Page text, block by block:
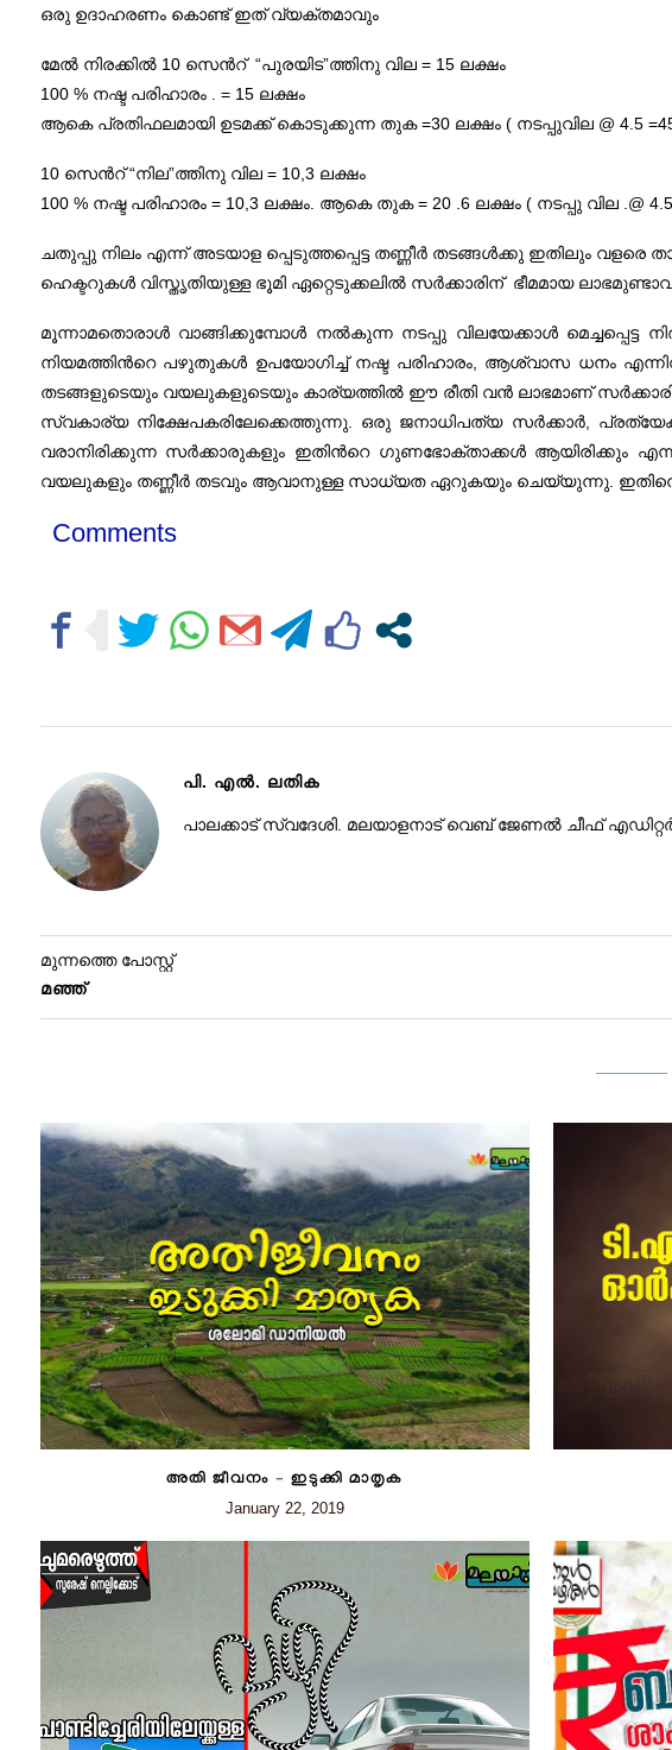
ഒരു ഉദാഹരണം കൊണ്ട് ഇത് വ്യക്തമാവും
മേൽ നിരക്കിൽ 10 സെന്‍റ് “പുരയിട”ത്തിനു വില = 15 ലക്ഷം
100 % നഷ്ട പരിഹാരം . = 15 ലക്ഷം
ആകെ പ്രതിഫലമായി ഉടമക്ക് കൊടുക്കുന്ന തുക =30 ലക്ഷം ( നടപ്പുവില @ 4.5
10 സെന്‍റ് “നില”ത്തിനു വില = 10,3 ലക്ഷം
100 % നഷ്ട പരിഹാരം = 10,3 ലക്ഷം. ആകെ തുക = 20 .6 ലക്ഷം ( നടപ്പു വില .@
ചതുപ്പു നിലം എന്ന് അടയാള പ്പെടുത്തപ്പെട്ട തണ്ണീർ തടങ്ങൾക്കു ഇതിലും വളരെ
ഹെക്ടറുകൾ വിസ്തൃതിയുള്ള ഭൂമി ഏറ്റെടുക്കലിൽ സർക്കാരിന് ഭീമമായ
മൂന്നാമതൊരാൾ വാങ്ങിക്കുമ്പോൾ നൽകുന്ന നടപ്പു വിലയേക്കാൾ
നിയമത്തിന്‍റെ പഴുതുകൾ ഉപയോഗിച്ച് നഷ്ട പരിഹാരം, ആശ്വാസ ധനം
തടങ്ങളുടെയും വയലുകളുടെയും കാര്യത്തിൽ ഈ രീതി വൻ ലാഭമാണ്
സ്വകാര്യ നിക്ഷേപകരിലേക്കെത്തുന്നു. ഒരു ജനാധിപത്യ സർക്കാർ,
വരാനിരിക്കുന്ന സർക്കാരുകളും ഇതിന്‍റെ ഗുണഭോക്താക്കൾ ആയിരിക്കും
വയലുകളും തണ്ണീർ തടവും ആവാനുള്ള സാധ്യത ഏറുകയും ചെയ്യുന്നു.
Comments
പി. എൽ. ലതിക
പാലക്കാട് സ്വദേശി. മലയാളനാട് വെബ് ജേണൽ ചീഫ്
മുന്നത്തെ പോസ്റ്റ്
മഞ്ഞ്
അതി ജീവനം – ഇടുക്കി മാതൃക
January 22, 2019